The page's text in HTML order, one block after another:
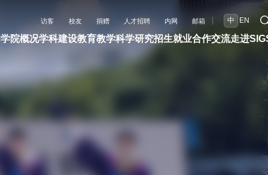
访客 校友 捐赠 人才招聘 内网 邮箱 中 EN
学院概况学科建设教育教学科学研究招生就业合作交流走进